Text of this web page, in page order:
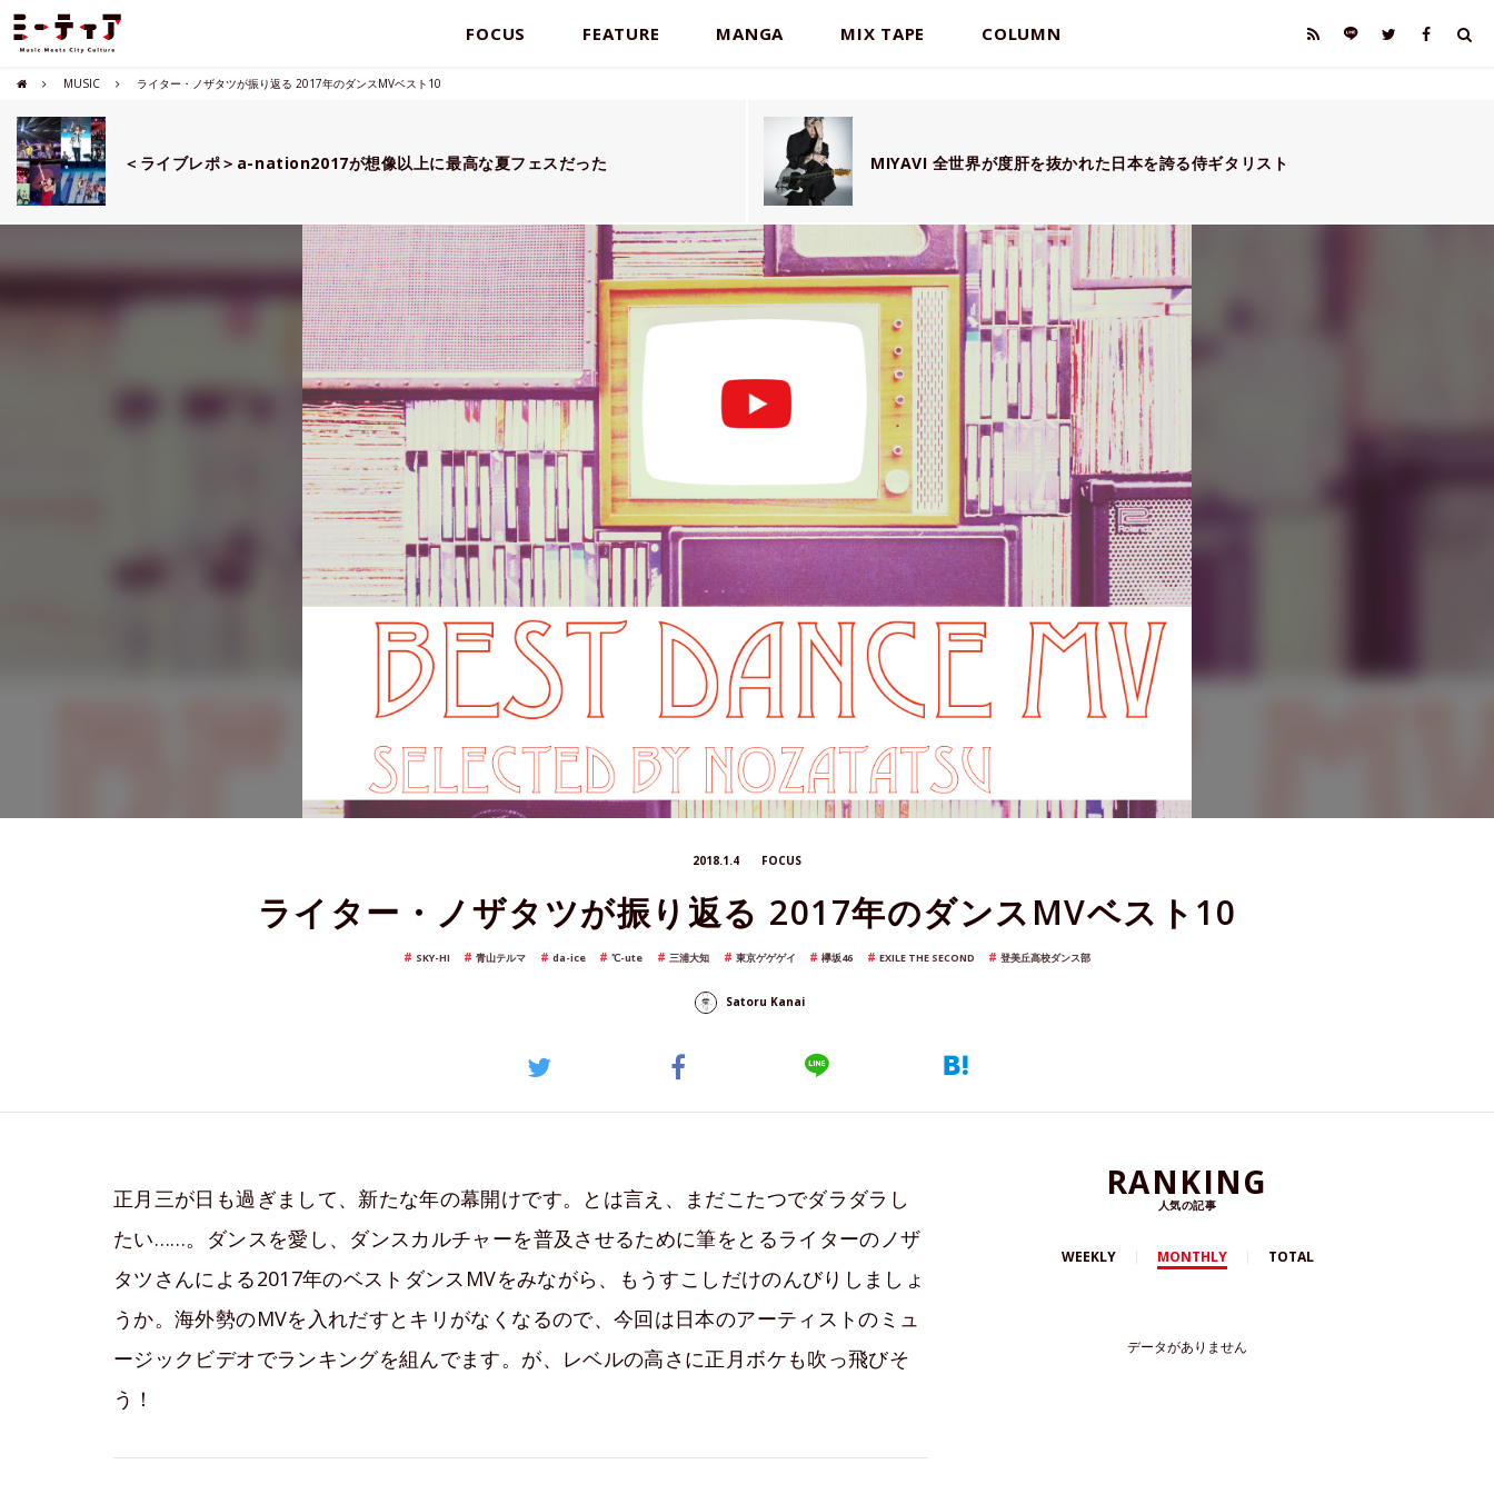
FOCUS FEATURE MANGA MIX TAPE COLUMN
MUSIC ライター・ノザタツが振り返る 2017年のダンスMVベスト10
＜ライブレポ＞a-nation2017が想像以上に最高な夏フェスだった MIYAVI 全世界が度肝を抜かれた日本を誇る侍ギタリスト
2018.1.4 FOCUS
ライター・ノザタツが振り返る 2017年のダンスMVベスト10
SKY-HI 青山テルマ da-ice ℃-ute 三浦大知 東京ゲゲゲイ 欅坂46 EXILE THE SECOND 登美丘高校ダンス部
Satoru Kanai
正月三が日も過ぎまして、新たな年の幕開けです。とは言え、まだこたつでダラダラし
たい……。ダンスを愛し、ダンスカルチャーを普及させるために筆をとるライターのノザ
タツさんによる2017年のベストダンスMVをみながら、もうすこしだけのんびりしましょ
うか。海外勢のMVを入れだすとキリがなくなるので、今回は日本のアーティストのミュ
ージックビデオでランキングを組んでます。が、レベルの高さに正月ボケも吹っ飛びそ
う！
RANKING
人気の記事
WEEKLY MONTHLY TOTAL
データがありません